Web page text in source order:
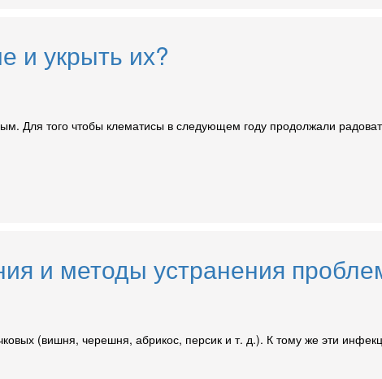
и укрыть их?
Для того чтобы клематисы в следующем году продолжали
и методы устранения
(вишня, черешня, абрикос, персик и т. д.). К тому же эти